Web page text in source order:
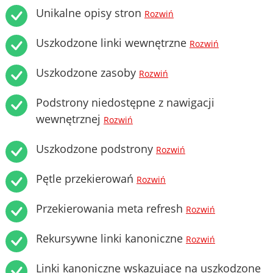
Unikalne opisy stron Rozwiń
Uszkodzone linki wewnętrzne Rozwiń
Uszkodzone zasoby Rozwiń
Podstrony niedostępne z nawigacji
wewnętrznej Rozwiń
Uszkodzone podstrony Rozwiń
Pętle przekierowań Rozwiń
Przekierowania meta refresh Rozwiń
Rekursywne linki kanoniczne Rozwiń
Linki kanoniczne wskazujące na uszkodzone